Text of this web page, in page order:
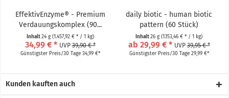
EffektivEnzyme® - Premium
Verdauungskomplex (90...
Inhalt24 g (1.457,92 € * / 1 kg)
34,99 € * UVP39,90 € *
Günstigster Preis/30 Tage 34,99 €*
daily biotic - human biotic
pattern (60 Stück)
Inhalt26 g (1.153,46 € * / 1 kg)
ab 29,99 € * UVP39,95 € *
Günstigster Preis/30 Tage 29,99 €*
Kunden kauften auch